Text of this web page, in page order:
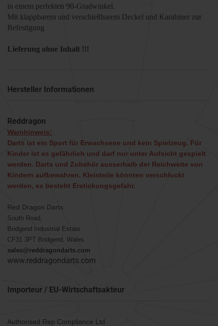
in einem perfekten 90-Gradwinkel.
Mit klappbarem und verschießbarem Deckel und Karabiner zur
Befestigung
Lieferung ohne Inhalt !!!
Hersteller Informationen
Reddragon
Warnhinweis:
Darts ist ein Sport für Erwachsene und kein Spielzeug. Für
Kinder ist es gefährlich und darf nur unter Aufsicht gespielt
werden. Darts und Zubehör ausserhalb der Reichweite von
Kindern aufbewahren. Kleinteile könnten verschluckt
werden, es besteht Erstickungsgefahr.
Red Dragon Darts
South Road,
Bridgend Industrial Estate
CF31 3PT Bridgend, Wales
sales@reddragondarts.com
www.reddragondarts.com
Importeur / EU-Wirtschaftsakteur
Authorised Rep Compliance Ltd